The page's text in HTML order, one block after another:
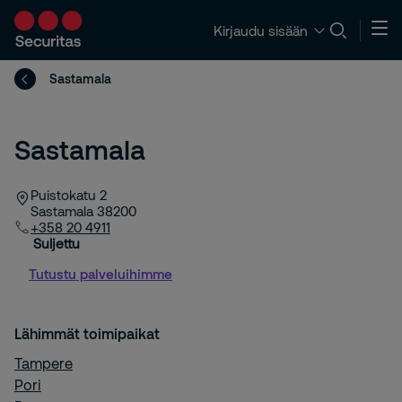
Kirjaudu sisään
Sastamala
Sastamala
Puistokatu 2
Sastamala 38200
+358 20 4911
Suljettu
Tutustu palveluihimme
Lähimmät toimipaikat
Tampere
Pori